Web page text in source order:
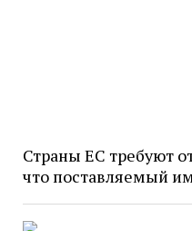
Страны ЕС требуют
что поставляемый